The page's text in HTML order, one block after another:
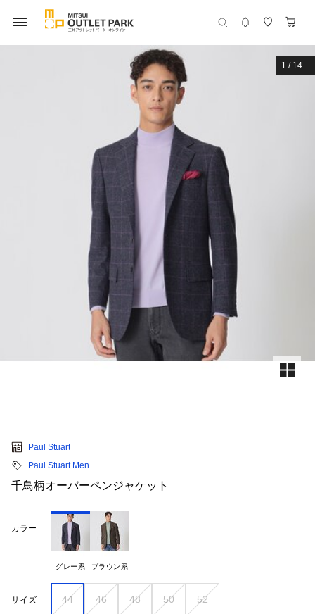
1 / 14
Paul Stuart
Paul Stuart Men
千鳥柄オーバーペンジャケット
カラー
グレー系 ブラウン系
サイズ 44 46 48 50 52